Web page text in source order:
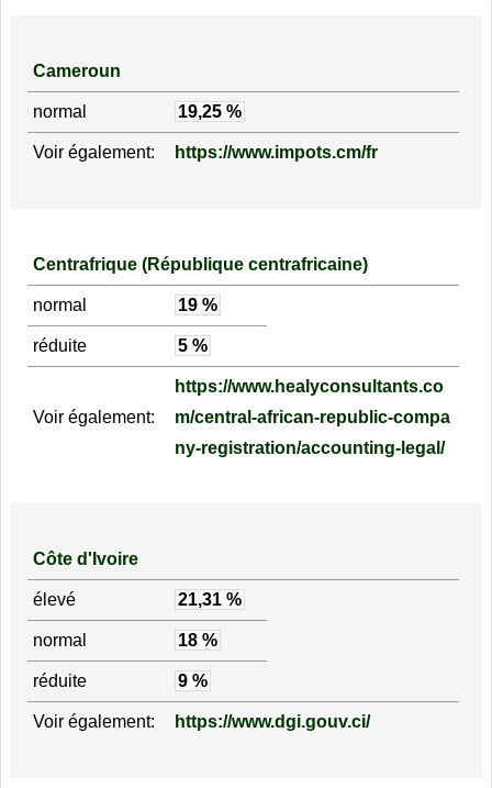
Cameroun
normal 19,25 %
Voir également: https://www.impots.cm/fr
Centrafrique (République centrafricaine)
normal 19 %
réduite 5 %
Voir également:
https://www.healyconsultants.co
m/central-african-republic-compa
ny-registration/accounting-legal/
Côte d'Ivoire
élevé 21,31 %
normal 18 %
réduite 9 %
Voir également: https://www.dgi.gouv.ci/